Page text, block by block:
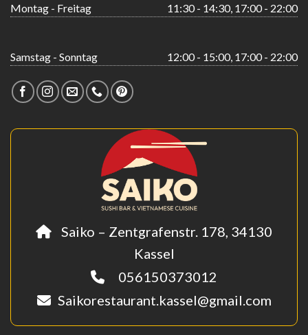
Montag - Freitag 11:30 - 14:30, 17:00 - 22:00
Samstag - Sonntag 12:00 - 15:00, 17:00 - 22:00
Saiko – Zentgrafenstr. 178, 34130
Kassel
056150373012
Saikorestaurant.kassel@gmail.com